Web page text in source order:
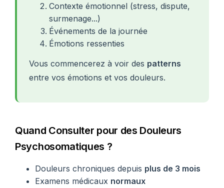
Contexte émotionnel (stress, dispute,
surmenage...)
Événements de la journée
Émotions ressenties
Vous commencerez à voir des patterns
entre vos émotions et vos douleurs.
Quand Consulter pour des Douleurs
Psychosomatiques ?
Douleurs chroniques depuis plus de 3 mois
Examens médicaux normaux